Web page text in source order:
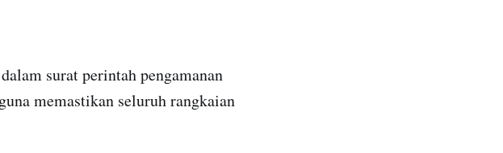
surat perintah pengamanan
memastikan seluruh rangkaian